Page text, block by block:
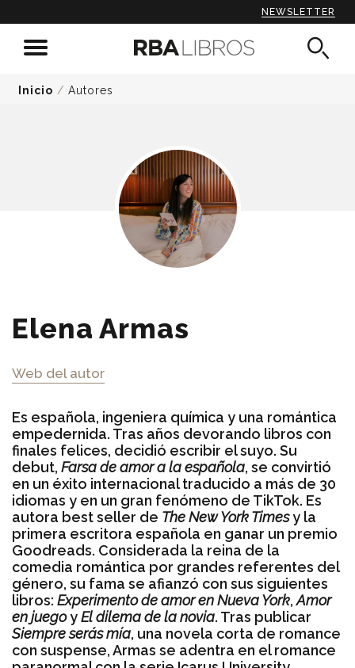
NEWSLETTER
Inicio / Autores
Elena Armas
Web del autor
Es española, ingeniera química y una romántica
empedernida. Tras años devorando libros con
finales felices, decidió escribir el suyo. Su
debut, Farsa de amor a la española, se convirtió
en un éxito internacional traducido a más de 30
idiomas y en un gran fenómeno de TikTok. Es
autora best seller de The New York Timesy la
primera escritora española en ganar un premio
Goodreads. Considerada la reina de la
comedia romántica por grandes referentes del
género, su fama se afianzó con sus siguientes
libros: Experimento de amor en Nueva York,Amor
en juegoyEl dilema de la novia. Tras publicar
Siempre serás mía, una novela corta de romance
con suspense, Armas se adentra en el romance